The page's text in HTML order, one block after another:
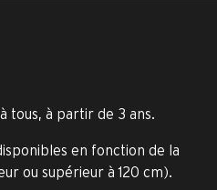
tous, à partir de 3 ans.
en fonction de la
ou supérieur à 120 cm).